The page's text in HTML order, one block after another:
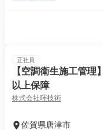
正社員
【空調衛生施工管
以上保障
株式会社暉技術
佐賀県唐津市